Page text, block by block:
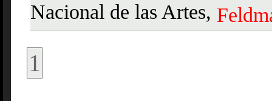
Nacional de las Artes,
1